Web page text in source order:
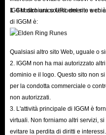
IGGM dichiara solennemente e
1. Il nostro unico URL del sito web
di IGGM è:
Qualsiasi altro sito Web, uguale o
2. IGGM non ha mai autorizzato
dominio e il logo. Questo sito non
per la condotta commerciale o
non autorizzati.
3. L'attività principale di IGGM è
virtuali. Non forniamo altri servizi,
evitare la perdita di diritti e interessi.